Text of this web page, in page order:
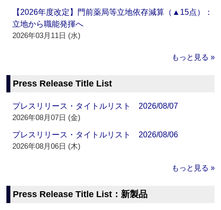
【2026年度改定】門前薬局等立地依存減算（▲15点）：
立地から職能発揮へ
2026年03月11日 (水)
もっと見る »
Press Release Title List
プレスリリース・タイトルリスト 2026/08/07
2026年08月07日 (金)
プレスリリース・タイトルリスト 2026/08/06
2026年08月06日 (木)
もっと見る »
Press Release Title List：新製品